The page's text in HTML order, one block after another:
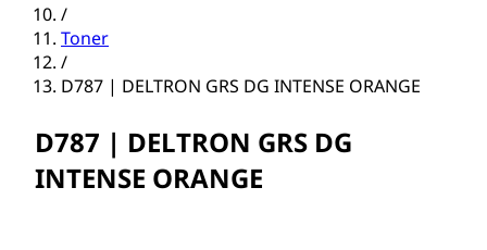
/
Toner
/
D787 | DELTRON GRS DG INTENSE ORANGE
D787 | DELTRON GRS DG
INTENSE ORANGE